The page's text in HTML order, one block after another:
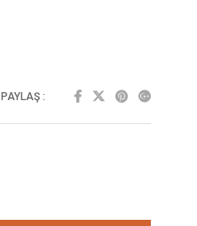
PAYLAŞ :